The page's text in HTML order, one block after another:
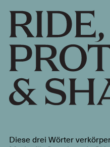
Diese drei Wörter